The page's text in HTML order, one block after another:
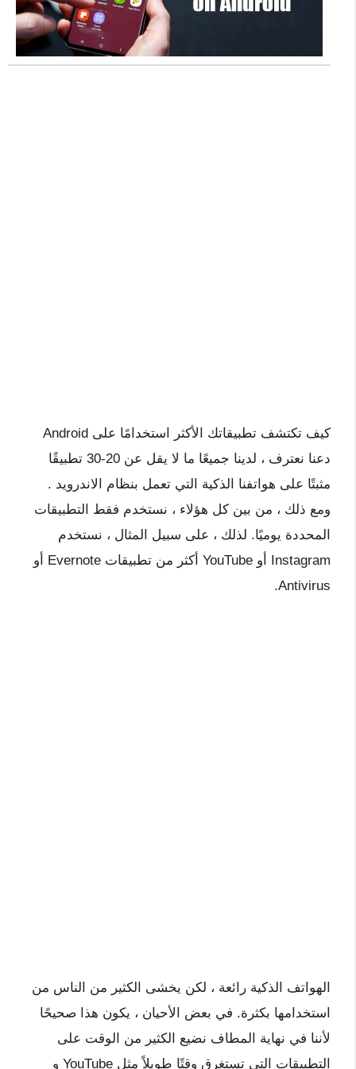
كيف تكتشف تطبيقاتك الأكثر استخدامًا على Android
دعنا نعترف ، لدينا جميعًا ما لا يقل عن 20-30 تطبيقًا
مثبتًا على هواتفنا الذكية التي تعمل بنظام الاندرويد .
ومع ذلك ، من بين كل هؤلاء ، نستخدم فقط التطبيقات
المحددة يوميًا. لذلك ، على سبيل المثال ، نستخدم
Instagram أو YouTube أكثر من تطبيقات Evernote أو
Antivirus.
الهواتف الذكية رائعة ، لكن يخشى الكثير من الناس من
استخدامها بكثرة. في بعض الأحيان ، يكون هذا صحيحًا
لأننا في نهاية المطاف نضيع الكثير من الوقت على
التطبيقات التي تستغرق وقتًا طويلاً مثل YouTube و